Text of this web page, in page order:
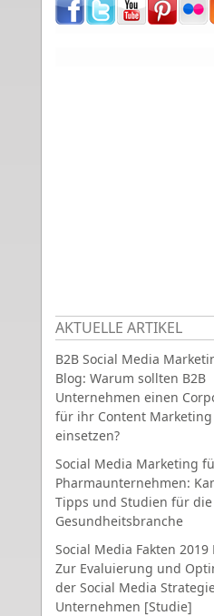
AKTUELLE ARTIKEL
B2B Social Media
Blog: Warum sollten B2B
Unternehmen einen
für ihr Content Marketing
einsetzen?
Social Media Marketing
Pharmaunternehmen:
Tipps und Studien für die
Gesundheitsbranche
Social Media Fakten 2019
Zur Evaluierung und
der Social Media
Unternehmen [Studie]